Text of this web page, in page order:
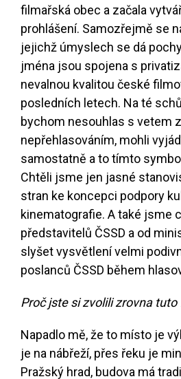
filmařská obec a začala
prohlášení. Samozřejmě se
jejichž úmyslech se dá
jména jsou spojena s
nevalnou kvalitou české
posledních letech. Na té
bychom nesouhlas s vetem
nepřehlasováním, mohli
samostatně a to tímto
Chtěli jsme jen jasné
stran ke koncepci podpory
kinematografie. A také jsme
představitelů ČSSD a od
slyšet vysvětlení velmi
poslanců ČSSD během
Proč jste si zvolili zrovna
Napadlo mě, že to místo je
je na nábřeží, přes řeku je
Pražský hrad, budova má